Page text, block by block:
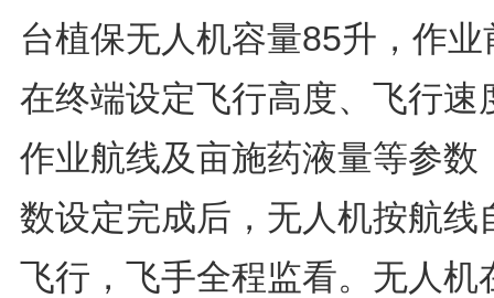
台植保无人机容量85升，作业
在终端设定飞行高度、飞行速
作业航线及亩施药液量等参数
数设定完成后，无人机按航线
飞行，飞手全程监看。无人机